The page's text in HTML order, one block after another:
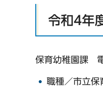
令和4年
保育幼稚園課
職種／市立保